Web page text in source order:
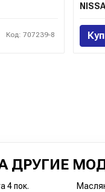
Код: 707239-8
4 пок.